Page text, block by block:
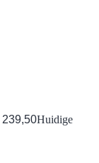
239,50Huidige